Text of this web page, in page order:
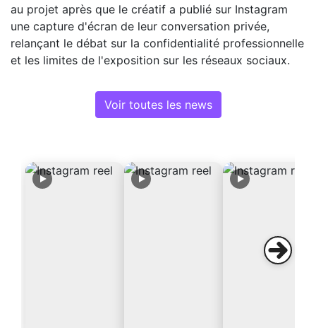
au projet après que le créatif a publié sur Instagram
une capture d'écran de leur conversation privée,
relançant le débat sur la confidentialité professionnelle
et les limites de l'exposition sur les réseaux sociaux.
Voir toutes les news